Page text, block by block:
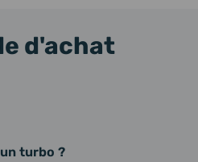
d'achat
turbo ?